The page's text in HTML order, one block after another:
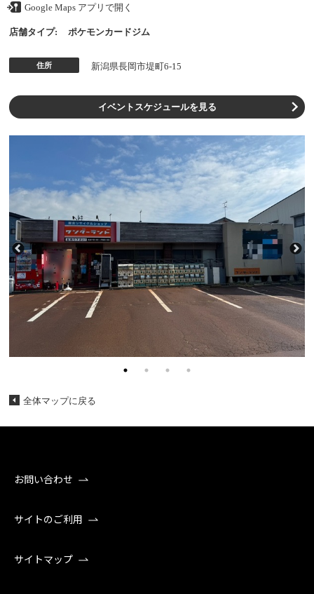
Google Maps アプリで開く
店舗タイプ: ポケモンカードジム
住所 新潟県長岡市堤町6-15
イベントスケジュールを見る
全体マップに戻る
お問い合わせ
サイトのご利用
サイトマップ